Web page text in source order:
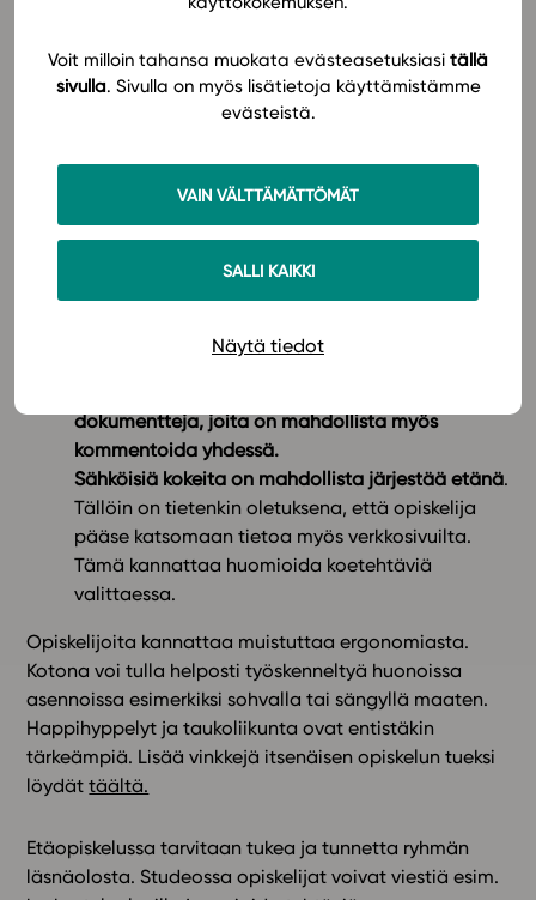
Voit milloin tahansa muokata evästeasetuksiasi tällä
sivulla. Sivulla on myös lisätietoja käyttämistämme
evästeistä.
VAIN VÄLTTÄMÄTTÖMÄT
SALLI KAIKKI
Näytä tiedot
Opettaja voi tiedottaa asioista ilmoitustaululla
ja auttaa siten opiskelijoita opiskelussa.
Ilmoitustaululla opettaja voi mm. ilmoittaa
opiskeltavat asiat ja niihin liittyvät tehtävät tai
Keskustelualueen käyttö tekee opiskelusta
vuorovaikutteisempaa.Jokaiseen osioon ja
harjoitukseen liittyy keskustelumahdollisuus.
Keskustelualueella voi esimerkiksi kysyä apua tai
vinkkejä, jos ei täysin ymmärrä tehtävää. On
hyvä miettiä, mitä luokkatilanteen
vuorovaikutuksesta voisi korvata
keskustelualueella.
dokumentteja, joita on mahdollista myös
kommentoida yhdessä.
Sähköisiä kokeita on mahdollista järjestää etänä.
Tällöin on tietenkin oletuksena, että opiskelija
pääse katsomaan tietoa myös verkkosivuilta.
Tämä kannattaa huomioida koetehtäviä
valittaessa.
Opiskelijoita kannattaa muistuttaa ergonomiasta.
Kotona voi tulla helposti työskenneltyä huonoissa
asennoissa esimerkiksi sohvalla tai sängyllä maaten.
Happihyppelyt ja taukoliikunta ovat entistäkin
tärkeämpiä. Lisää vinkkejä itsenäisen opiskelun tueksi
löydättäältä.
Etäopiskelussa tarvitaan tukea ja tunnetta ryhmän
läsnäolosta. Studeossa opiskelijat voivat viestiä esim.